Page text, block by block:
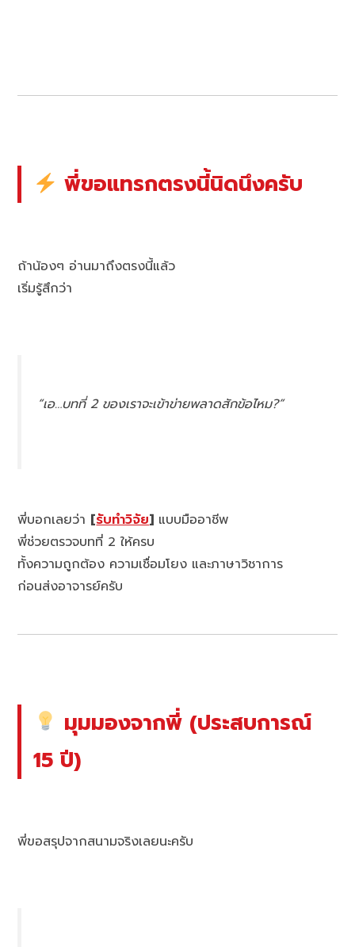
พี่ขอแทรกตรงนี้นิดนึงครับ
ถ้าน้องๆ อ่านมาถึงตรงนี้แล้ว
เริ่มรู้สึกว่า
“เอ…บทที่ 2 ของเราจะเข้าข่ายพลาดสักข้อไหม?”
พี่บอกเลยว่า [รับทำวิจัย] แบบมืออาชีพ
พี่ช่วยตรวจบทที่ 2 ให้ครบ
ทั้งความถูกต้อง ความเชื่อมโยง และภาษาวิชาการ
ก่อนส่งอาจารย์ครับ
มุมมองจากพี่ (ประสบการณ์
15 ปี)
พี่ขอสรุปจากสนามจริงเลยนะครับ